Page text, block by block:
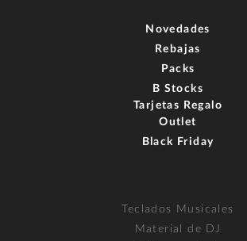
Novedades
Rebajas
Packs
B Stocks
Tarjetas Regalo
Outlet
Black Friday
Teclados Musicales
Material de DJ